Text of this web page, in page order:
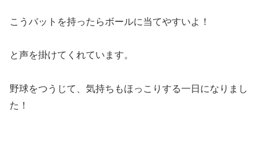
こうバットを持ったらボールに当てやすいよ！
と声を掛けてくれています。
野球をつうじて、気持ちもほっこりする一日になりまし
た！